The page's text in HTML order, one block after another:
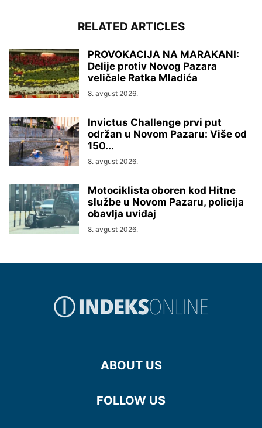
RELATED ARTICLES
PROVOKACIJA NA MARAKANI:
Delije protiv Novog Pazara
veličale Ratka Mladića
8. avgust 2026.
Invictus Challenge prvi put
održan u Novom Pazaru: Više od
150...
8. avgust 2026.
Motociklista oboren kod Hitne
službe u Novom Pazaru, policija
obavlja uviđaj
8. avgust 2026.
ABOUT US
FOLLOW US